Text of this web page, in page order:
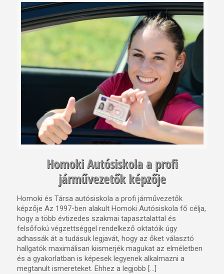
Homoki Autósiskola a profi
járművezetők képzője
Homoki és Társa autósiskola a profi járművezetők
képzője Az 1997-ben alakult Homoki Autósiskola fő célja,
hogy a több évtizedes szakmai tapasztalattal és
felsőfokú végzettséggel rendelkező oktatóik úgy
adhassák át a tudásuk legjavát, hogy az őket választó
hallgatók maximálisan kiismerjék magukat az elméletben
és a gyakorlatban is képesek legyenek alkalmazni a
megtanult ismereteket. Ehhez a legjobb […]